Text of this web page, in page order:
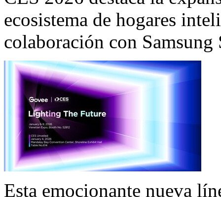
ecosistema de hogares
colaboración con
Esta emocionante nueva